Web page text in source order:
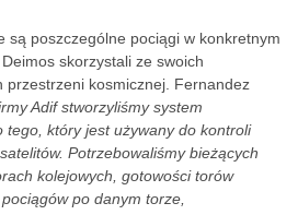
są poszczególne pociągi w konkretnym
skorzystali ze swoich
przestrzeni kosmicznej. Fernandez
Adif stworzyliśmy system
tego, który jest używany do kontroli
Potrzebowaliśmy bieżących
kolejowych, gotowości torów
po danym torze,